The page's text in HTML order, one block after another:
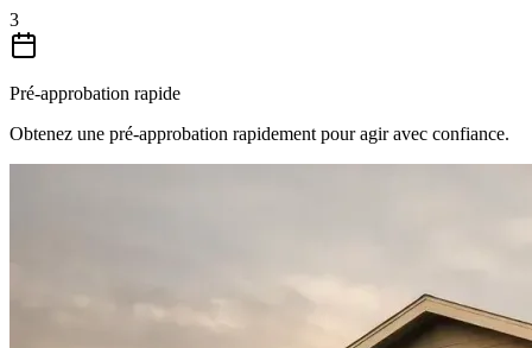
3
Pré-approbation rapide
Obtenez une pré-approbation rapidement pour agir avec confiance.